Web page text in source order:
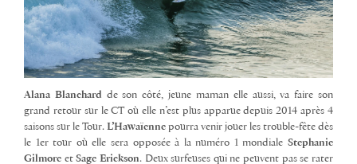
Alana Blanchard
de son côté, jeune maman elle aussi, va faire son
grand retour sur le CT où elle n’est plus apparue depuis 2014 après 4
saisons sur le Tour. L’Hawaïenne pourra venir jouer les trouble-fête dès
le 1er tour où elle sera opposée à la numéro 1 mondiale Stephanie
Gilmore etSage Erickson. Deux surfeuses qui ne peuvent pas se rater